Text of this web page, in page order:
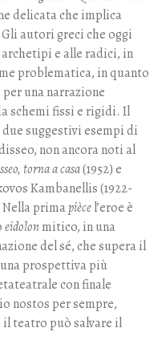
delicata che implica
autori greci che oggi
e alle radici, in
problematica, in quanto
una narrazione
schemi fissi e rigidi. Il
suggestivi esempi di
non ancora noti al
torna a casa(1952) e
Kambanellis (1922-
Nella primapiècel’eroe è
eidolon mitico, in una
del sé, che supera il
prospettiva più
con finale
nostos per sempre,
teatro può salvare il